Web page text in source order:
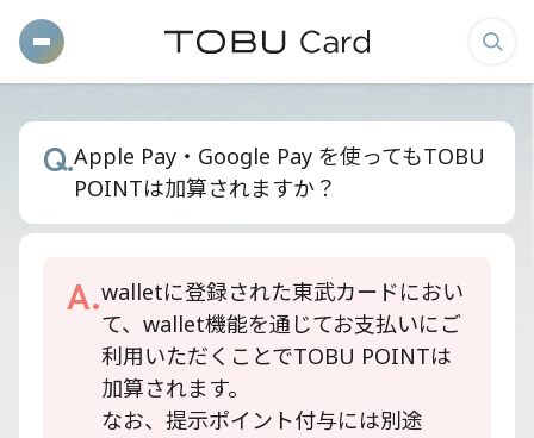
メ
ニ
ュ
ー
開
検
索
画
表
Q.Apple Pay・Google Pay を使ってもTOBU
POINTは加算されますか？
A.walletに登録された東武カードにおい
て、wallet機能を通じてお支払いにご
利用いただくことでTOBU POINTは
加算されます。
なお、提示ポイント付与には別途